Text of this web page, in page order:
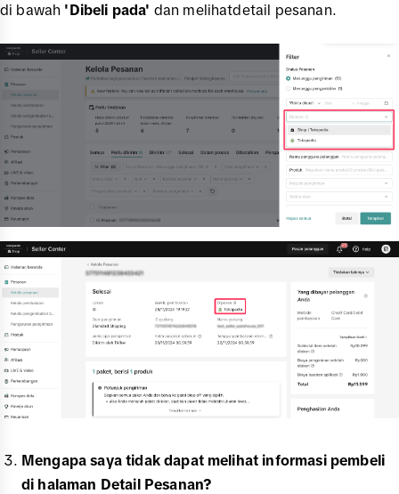
di bawah 'Dibeli pada' dan melihatdetail pesanan.
Mengapa saya tidak dapat melihat informasi pembeli
di halaman Detail Pesanan?